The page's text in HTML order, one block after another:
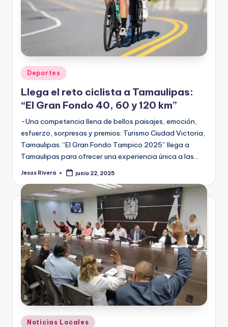
Publicado
en
Deportes
Llega el reto ciclista a Tamaulipas:
“El Gran Fondo 40, 60 y 120 km”
-Una competencia llena de bellos paisajes, emoción,
esfuerzo, sorpresas y premios: Turismo Ciudad Victoria,
Tamaulipas. “El Gran Fondo Tampico 2025” llega a
Tamaulipas para ofrecer una experiencia única a las…
Publicado
Jesus Rivera junio 22, 2025
Publicado
Noticias Locales